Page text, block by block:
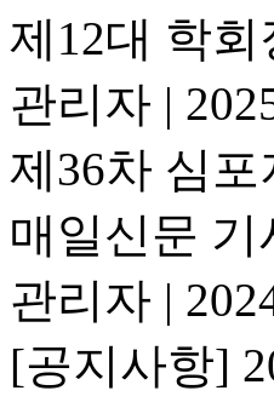
제12대 학
관리자 |
제36차 심
매일신문 기
관리자 |
[공지사항]